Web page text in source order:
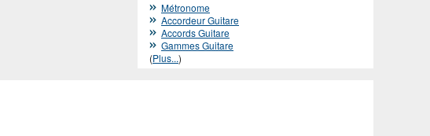
Métronome
Accordeur Guitare
Accords Guitare
Gammes Guitare
(Plus...)